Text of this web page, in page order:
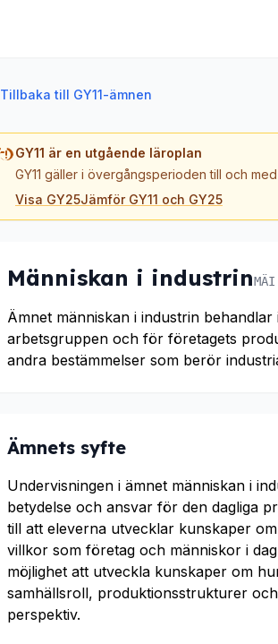
Tillbaka till GY11-ämnen
GY11 är en utgående läroplan
GY11 gäller i övergångsperioden till och
Visa GY25Jämför GY11 och GY25
Människan i industrinMÄI
Ämnet människan i industrin
arbetsgruppen och för företagets
andra bestämmelser som berör
Ämnets syfte
Undervisningen i ämnet människan i
betydelse och ansvar för den dagliga
till att eleverna utvecklar kunskaper
villkor som företag och människor i
möjlighet att utveckla kunskaper om
samhällsroll, produktionsstrukturer
perspektiv.